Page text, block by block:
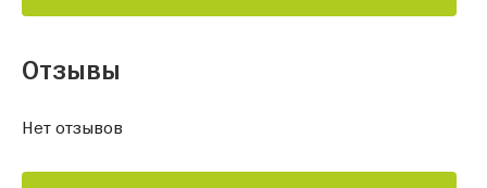
Отзывы
Нет отзывов